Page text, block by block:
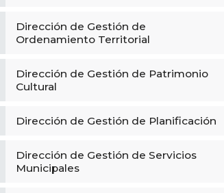
Dirección de Gestión de
Ordenamiento Territorial
Dirección de Gestión de Patrimonio
Cultural
Dirección de Gestión de Planificación
Dirección de Gestión de Servicios
Municipales